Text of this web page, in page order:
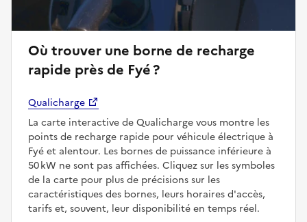
Où trouver une borne de recharge
rapide près de Fyé ?
Qualicharge
La carte interactive de Qualicharge vous montre les
points de recharge rapide pour véhicule électrique à
Fyé et alentour. Les bornes de puissance inférieure à
50 kW ne sont pas affichées. Cliquez sur les symboles
de la carte pour plus de précisions sur les
caractéristiques des bornes, leurs horaires d'accès,
tarifs et, souvent, leur disponibilité en temps réel.